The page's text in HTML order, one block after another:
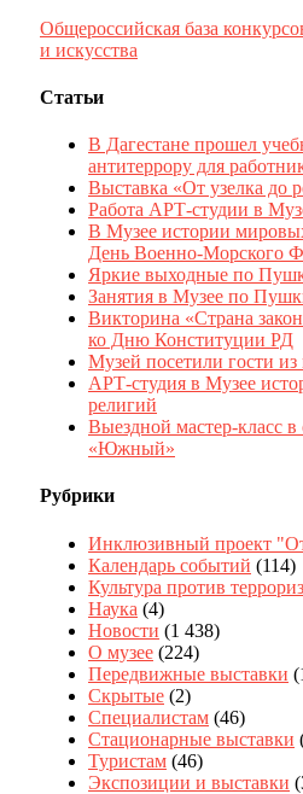
Общероссийская база
и искусства
Статьи
В Дагестане прошел
антитеррору для
Выставка «От узелка до
Работа АРТ-студии в
В Музее истории
День Военно-Морского
Яркие выходные по
Занятия в Музее по
Викторина «Страна
ко Дню Конституции РД
Музей посетили гости
АРТ-студия в Музее
религий
Выездной мастер-класс
«Южный»
Рубрики
Инклюзивный проект
Календарь событий (114)
Культура против
Наука (4)
Новости (1 438)
О музее (224)
Передвижные выставки
Скрытые (2)
Специалистам (46)
Стационарные выставки
Туристам (46)
Экспозиции и выставки